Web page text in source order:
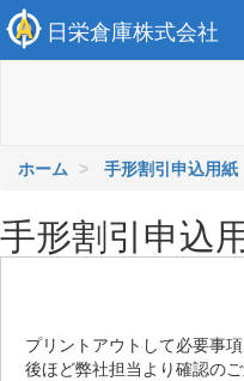
日栄倉庫株式会社
ホーム 手形割引申込用紙
手形割引申込
プリントアウトして必要事
後ほど弊社担当より確認の